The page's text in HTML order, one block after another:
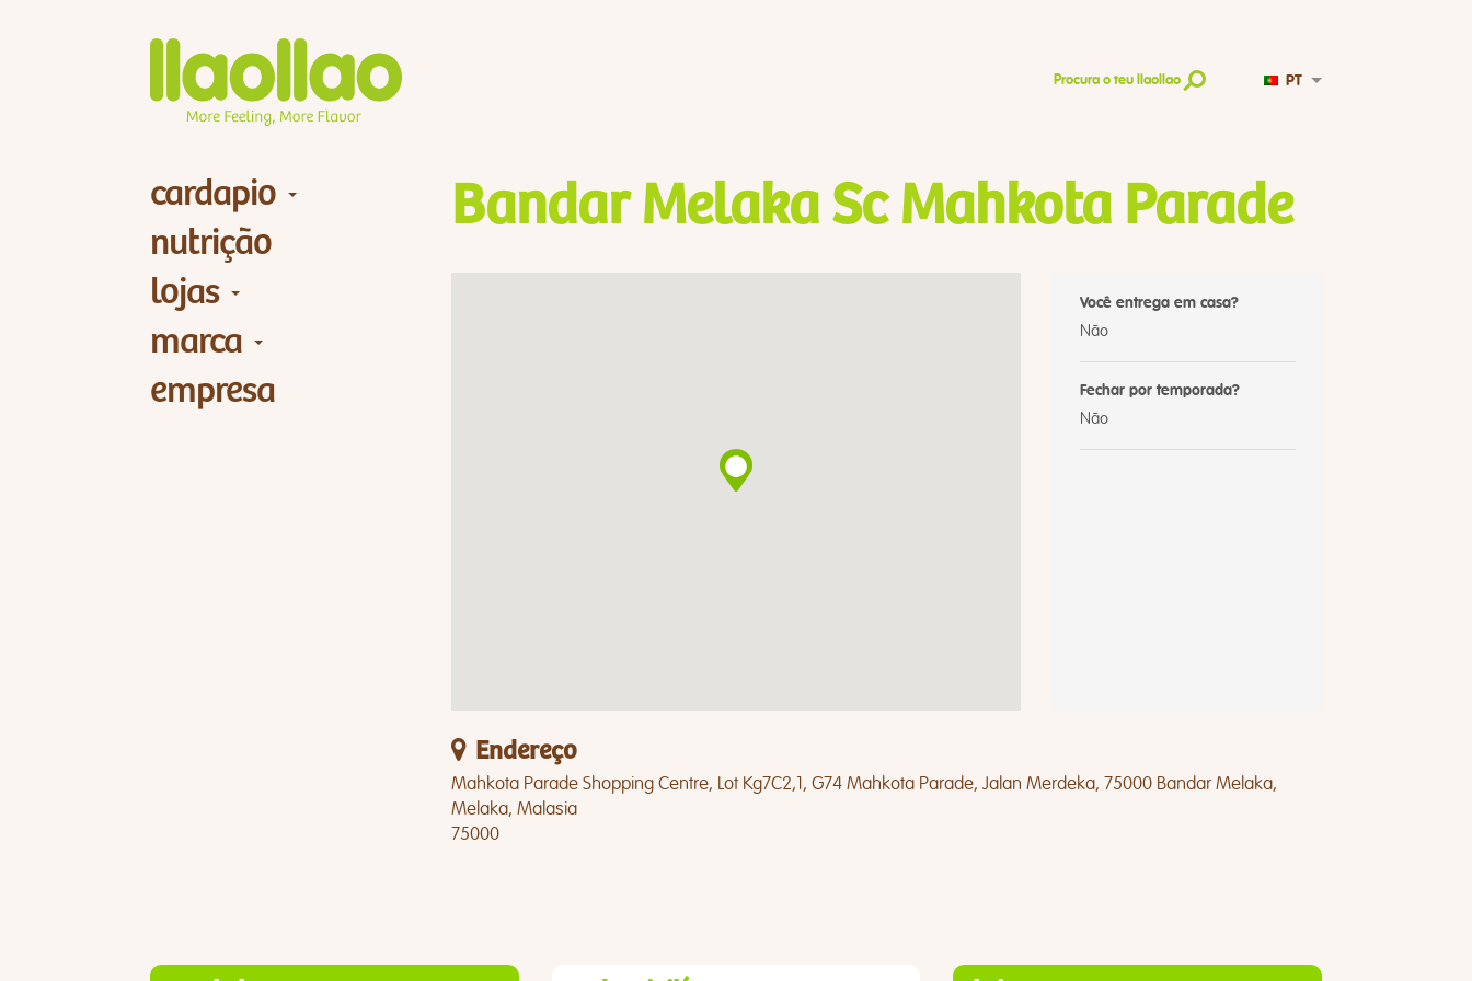
Procura o teu llaollao PT
cardapio
nutrição
lojas
marca
empresa
Bandar Melaka Sc Mahkota Parade
Você entrega em casa?
Não
Fechar por temporada?
Não
Endereço
Mahkota Parade Shopping Centre, Lot Kg7C2,1, G74 Mahkota Parade, Jalan Merdeka, 75000 Bandar Melaka,
Melaka, Malasia
75000